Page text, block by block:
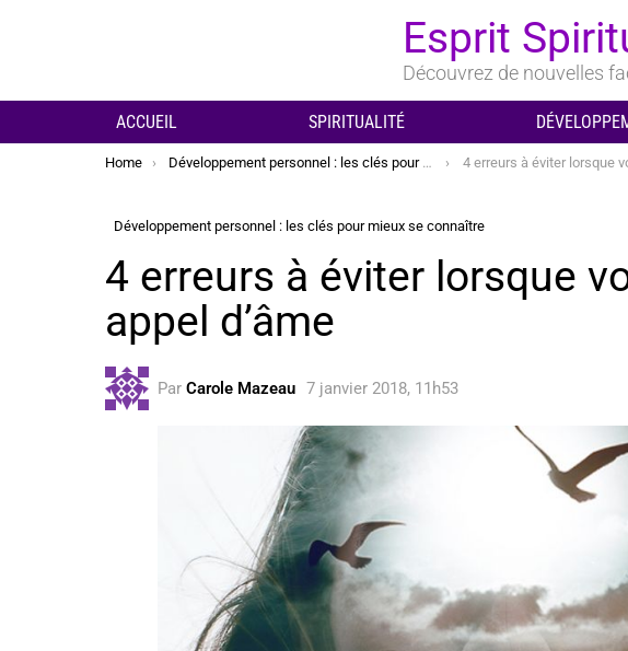
Esprit
Découvrez de nouvelles
ACCUEIL SPIRITUALITÉ
You are here:
Home Développement personnel : les clés pour mieux se connaître 4 erreurs à éviter lorsque vous
Développement personnel : les clés pour mieux se connaître
4 erreurs à éviter lorsque
appel d’âme
Par Carole Mazeau 7 janvier 2018, 11h53